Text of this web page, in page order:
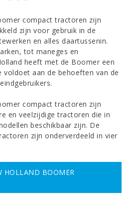
compact tractoren zijn
zijn voor gebruik in de
en alles daartussenin.
tot maneges en
heeft met de Boomer een
aan de behoeften van de
compact tractoren zijn
en veelzijdige tractoren die in
beschikbaar zijn. De
zijn onderverdeeld in vier
HOLLAND BOOMER